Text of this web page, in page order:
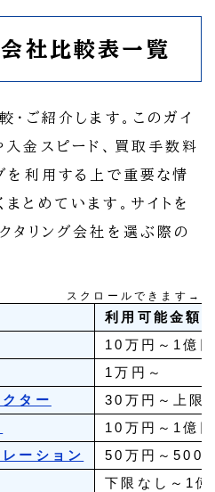
会社比較表一覧
・ご紹介します。このガイ
金スピード、買取手数料
を利用する上で重要な情
とめています。サイトを
タリング会社を選ぶ際の
スクロールできます→
利用可能金額
10万円～1億円
1万円～
ター
30万円～上限
10万円～1億円
ーション
50万円～5000
下限なし～1億